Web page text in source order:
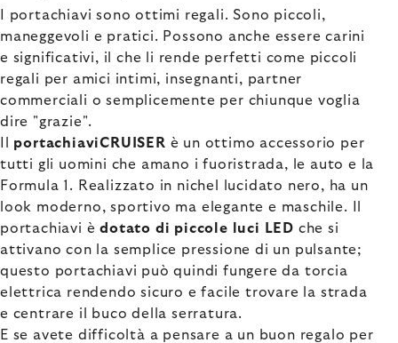
I portachiavi sono ottimi regali. Sono piccoli,
maneggevoli e pratici. Possono anche essere carini
e significativi, il che li rende perfetti come piccoli
regali per amici intimi, insegnanti, partner
commerciali o semplicemente per chiunque voglia
dire "grazie".
portachiaviCRUISER è un ottimo accessorio per
tutti gli uomini che amano i fuoristrada, le auto e la
Formula 1. Realizzato in nichel lucidato nero, ha un
look moderno, sportivo ma elegante e maschile. Il
portachiavi èdotato di piccole luci LED che si
attivano con la semplice pressione di un pulsante;
questo portachiavi può quindi fungere da torcia
elettrica rendendo sicuro e facile trovare la strada
e centrare il buco della serratura.
E se avete difficoltà a pensare a un buon regalo per